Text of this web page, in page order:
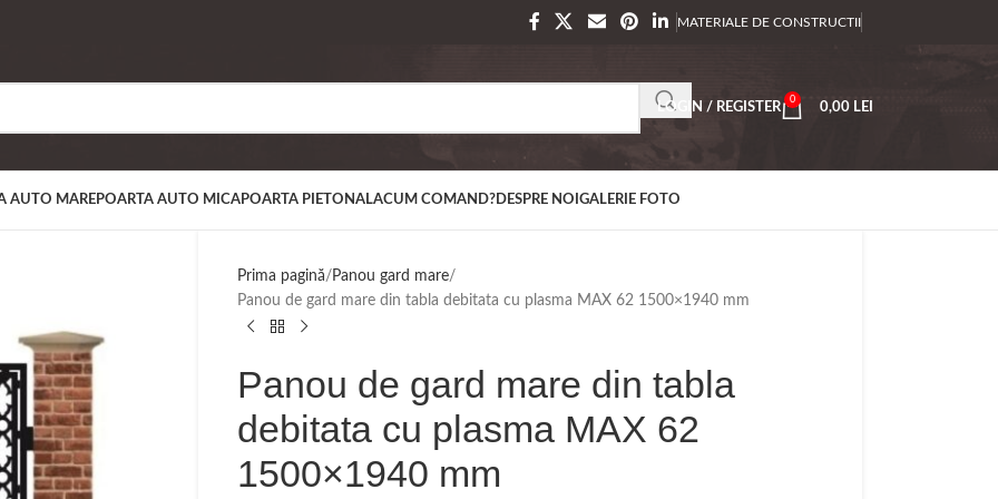
MATERIALE DE CONSTRUCTII
LOGIN / REGISTER
0
0,00 LEI
AUTO MAREPOARTA AUTO MICAPOARTA PIETONALACUM COMAND?DESPRE NOI GALERIE FOTO
Prima pagină
Panou gard mare
Panou de gard mare din tabla debitata cu plasma MAX 62 1500×1940 mm
Panou de gard mare din tabla
debitata cu plasma MAX 62
1500×1940 mm